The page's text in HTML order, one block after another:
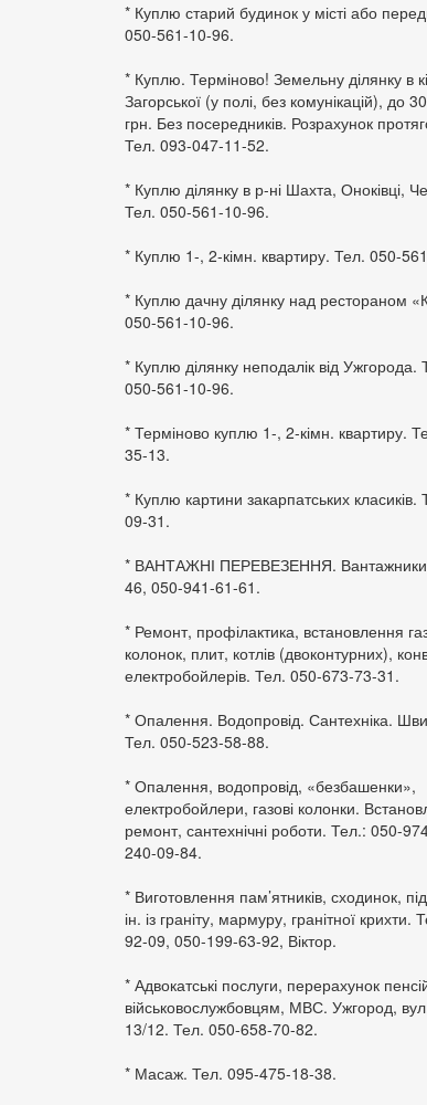
* Куплю старий будинок у місті або
050-561-10-96.
* Куплю. Терміново! Земельну ділянку в
Загорської (у полі, без комунікацій), до
грн. Без посередників. Розрахунок
Тел. 093-047-11-52.
* Куплю ділянку в р-ні Шахта, Оноківці,
Тел. 050-561-10-96.
* Куплю 1-, 2-кімн. квартиру. Тел. 050-
* Куплю дачну ділянку над рестораном
050-561-10-96.
* Куплю ділянку неподалік від Ужгорода.
050-561-10-96.
* Терміново куплю 1-, 2-кімн. квартиру.
35-13.
* Куплю картини закарпатських
09-31.
* ВАНТАЖНІ ПЕРЕВЕЗЕННЯ.
46, 050-941-61-61.
* Ремонт, профілактика, встановлення
колонок, плит, котлів (двоконтурних),
електробойлерів. Тел. 050-673-73-31.
* Опалення. Водопровід. Сантехніка.
Тел. 050-523-58-88.
* Опалення, водопровід, «безбашенки»,
електробойлери, газові колонки.
ремонт, сантехнічні роботи. Тел.: 050-
240-09-84.
* Виготовлення пам’ятників, сходинок,
ін. із граніту, мармуру, гранітної
92-09, 050-199-63-92, Віктор.
* Адвокатські послуги, перерахунок
військовослужбовцям, МВС. Ужгород,
13/12. Тел. 050-658-70-82.
* Масаж. Тел. 095-475-18-38.